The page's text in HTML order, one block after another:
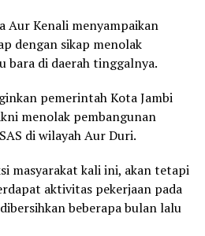
Aur Kenali menyampaikan
dengan sikap menolak
bara di daerah tinggalnya.
pemerintah Kota Jambi
menolak pembangunan
di wilayah Aur Duri.
masyarakat kali ini, akan tetapi
aktivitas pekerjaan pada
beberapa bulan lalu